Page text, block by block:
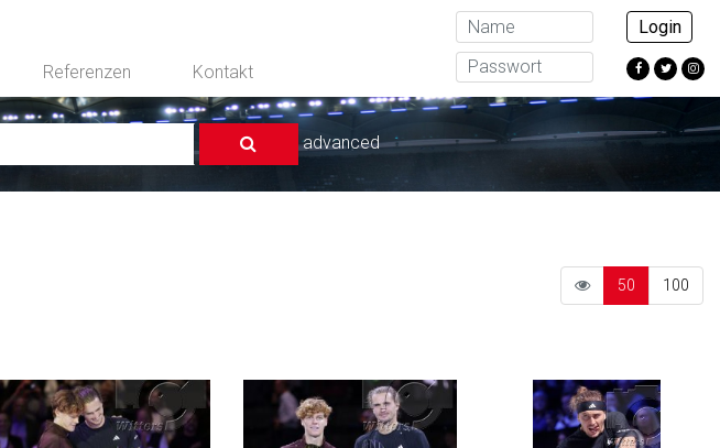
Referenzen Kontakt
Login
advanced
50 100